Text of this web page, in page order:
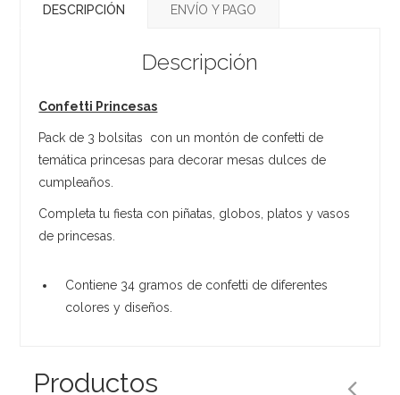
DESCRIPCIÓN ENVÍO Y PAGO
Descripción
Confetti Princesas
Pack de 3 bolsitas con un montón de confetti de
temática princesas para decorar mesas dulces de
cumpleaños.
Completa tu fiesta con piñatas, globos, platos y vasos
de princesas.
Contiene 34 gramos de confetti de diferentes
colores y diseños.
Productos